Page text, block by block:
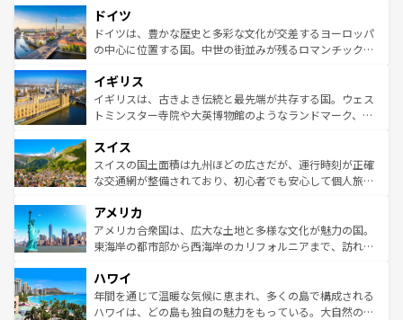
せる。地方によって風土や気候が異なるスペインはその個
性で訪れる人を魅了する。 なお、新着のスペイン情報は コ
ンテンツ一覧を参照してほしい。
で、幅広い魅力が詰まっている。華麗な宮殿、歴史的な大
聖堂、美しいビーチ、そして豊かな自然が、訪れる者を心
から魅了する。また、フランスは美食の国としても知ら
いる。シャンパンの発祥地であるランス、プロヴァンスの
香り高いラベンダー畑など、多彩な楽しみ方が可能だ。さ
らに、パリ以外の地域にも魅力が溢れており、どの街角に
れる地方に足を運ぶとそれぞれで全く異なる文化を体験で
きるだろう。 なお、新着のフランス情報はコンテンツ一覧
を参照してほしい。
ドイツ
ドイツは、豊かな歴史と多彩な文化が交差するヨーロッパ
の中心に位置する国。中世の街並みが残るロマンチック街
顔を持つこの国は、どこを歩いても飽きることがない。ベ
ルリンの文化的活気、バイエルン州のアルプスの絶景、そ
してライン川沿いのワイン畑といった風景は必見。ビール
は、お酒好きな人にはぜひ体験してほしい。 なお、新着の
ドイツ情報はコンテンツ一覧を参照してほしい。
イギリス
イギリスは、古きよき伝統と最先端が共存する国。ウェス
トミンスター寺院や大英博物館のようなランドマーク、歴
リアごとに異なる魅力がある。また、優雅なアフタヌーン
ティー、ビール好きにはたまらない英国パブ、サッカー観
戦など、本場だからこそできる体験も豊富。イギリスを旅
ンツ一覧を参照してほしい。
スイス
スイスの国土面積は九州ほどの広さだが、運行時刻が正確
な交通網が整備されており、初心者でも安心して個人旅行
の建物がそのまま残る町や、スイスならではのユニークな
博物館もあり、アルプス観光だけでなく町歩きも満喫する
ことができる。国民の所得が高いため物価も高いが、旅行
ば市内交通費無料で観光を楽しむこともできる。 なお、新
着のスイス情報はコンテンツ一覧 を参照してほしい。
アメリカ
アメリカ合衆国は、広大な土地と多様な文化が魅力の国。
東海岸の都市部から西海岸のカリフォルニアまで、訪れる
のような巨大都市は、観光、ショッピング、エンターテイ
ンメントが詰まった刺激的なスポットだ。一方、アメリカ
西部には大自然が広がり、グランドキャニオンやイエロー
ハワイ
年間を通じて温暖な気候に恵まれ、多くの島で構成される
ハワイは、どの島も独自の魅力をもっている。大自然の神